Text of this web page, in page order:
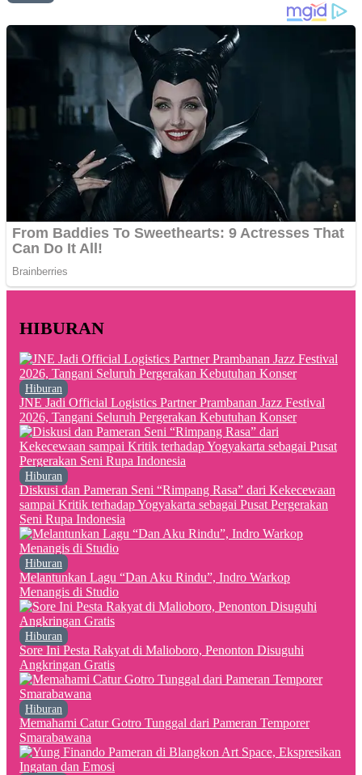
HIBURAN
Hiburan
JNE Jadi Official Logistics Partner Prambanan Jazz Festival
2026, Tangani Seluruh Pergerakan Kebutuhan Konser
Hiburan
Diskusi dan Pameran Seni “Rimpang Rasa” dari Kekecewaan
sampai Kritik terhadap Yogyakarta sebagai Pusat Pergerakan
Seni Rupa Indonesia
Hiburan
Melantunkan Lagu “Dan Aku Rindu”, Indro Warkop
Menangis di Studio
Hiburan
Sore Ini Pesta Rakyat di Malioboro, Penonton Disuguhi
Angkringan Gratis
Hiburan
Memahami Catur Gotro Tunggal dari Pameran Temporer
Smarabawana